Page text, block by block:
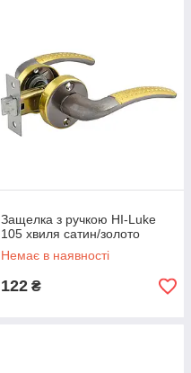
Защелка з ручкою HI-Luke
105 хвиля сатин/золото
Немає в наявності
122 ₴